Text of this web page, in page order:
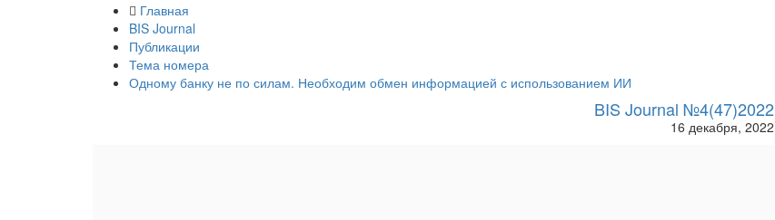
Главная
BIS Journal
Публикации
Тема номера
Одному банку не по силам. Необходим обмен информацией с использованием ИИ
BIS Journal №4(47)2022
16 декабря, 2022